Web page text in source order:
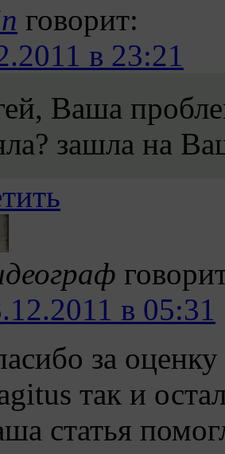
говорит:
в 23:21
Ваша
зашла на
в 05:31
за
так и
статья